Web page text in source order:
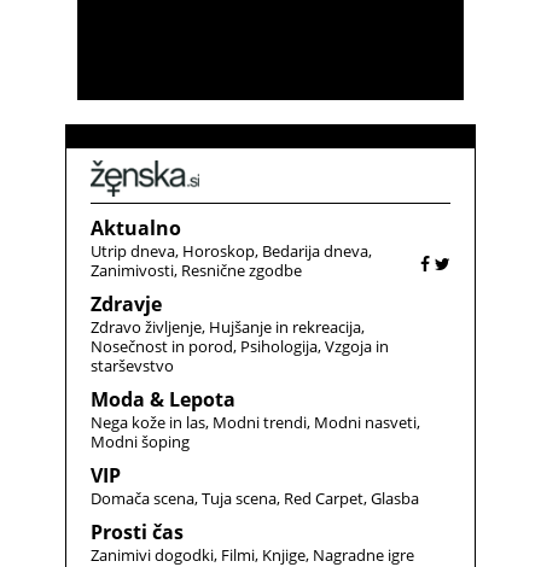
Aktualno
Utrip dneva Horoskop Bedarija dneva
Zanimivosti Resnične zgodbe
Zdravje
Zdravo življenje Hujšanje in rekreacija
Nosečnost in porod Psihologija Vzgoja in
starševstvo
Moda & Lepota
Nega kože in las Modni trendi Modni nasveti
Modni šoping
VIP
Domača scena Tuja scena Red Carpet Glasba
Prosti čas
Zanimivi dogodki Filmi Knjige Nagradne igre